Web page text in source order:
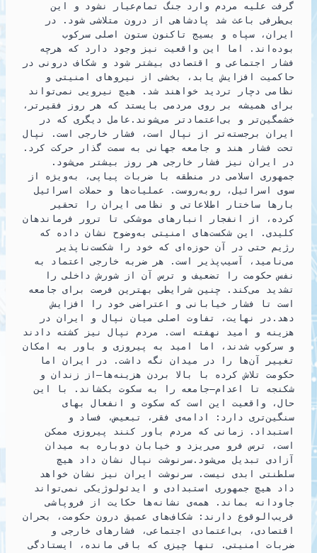
گرفت علیه مردم وارد جنگ تمام‌عیار نشود و این
بی‌طرفی باعث شد پادشاهی از درون متلاشی شود. در
ایران، سپاه و بسیج تاکنون ستون اصلی سرکوب
بوده‌اند. اما این واقعیت نیز وجود دارد که هرچه
فشار اجتماعی و اقتصادی بیشتر شود و شکاف درونی در
حاکمیت افزایش یابد، بخشی از نیروهای امنیتی و
نظامی دچار تردید خواهند شد. هیچ نیرویی نمی‌تواند
برای همیشه بر روی مردمی بایستد که هر روز فقیرتر،
خشمگین‌تر و بی‌اعتمادتر می‌شوند.عامل دیگری که در
ایران برجسته‌تر از نپال است، فشار خارجی است. نپال
تحت فشار هند و جامعه جهانی به سمت گذار حرکت کرد.
در ایران نیز فشار خارجی هر روز بیشتر می‌شود.
جمهوری اسلامی در منطقه با ضربات پیاپی، به‌ویژه از
سوی اسرائیل، روبه‌روست. عملیات‌ها و حملات اسرائیل
بارها ساختار اطلاعاتی و نظامی ایران را تحقیر
کرده، از انفجار انبارهای موشکی تا ترور فرماندهان
کلیدی. این شکست‌های امنیتی به‌وضوح نشان داده که
رژیم حتی در آن حوزه‌ای که خود را شکست‌ناپذیر
می‌نامید، آسیب‌پذیر است. هر ضربه خارجی اعتماد به
نفس حکومت را تضعیف و ترس آن از شورش داخلی را
تشدید می‌کند. چنین شرایطی بهترین فرصت برای جامعه
است تا فشار خیابانی و اعتراضی خود را افزایش
دهد.در نهایت، تفاوت اصلی میان نپال و ایران در
هزینه و امید نهفته است. مردم نپال نیز کشته دادند
و سرکوب شدند، اما امید به پیروزی و باور به امکان
تغییر آن‌ها را در میدان نگه داشت. در ایران اما
حکومت تلاش کرده با بالا بردن هزینه‌ها—از زندان و
شکنجه تا اعدام—جامعه را به سکوت بکشاند. با این
حال، واقعیت این است که سکوت و انفعال بهای
سنگین‌تری دارد: ادامه‌ی فقر، تبعیض، فساد و
استبداد. زمانی که مردم باور کنند پیروزی ممکن
است، ترس فرو می‌ریزد و خیابان دوباره به میدان
آزادی تبدیل می‌شود.سرنوشت نپال نشان داد هیچ
سلطنتی ابدی نیست. سرنوشت ایران نیز نشان خواهد
داد هیچ جمهوری استبدادی و ایدئولوژیکی نمی‌تواند
جاودانه بماند. همه‌ی نشانه‌ها حکایت از فروپاشی
قریب‌الوقوع دارند: شکاف‌های عمیق درون حکومت، بحران
اقتصادی، بی‌اعتمادی اجتماعی، فشارهای خارجی و
ضربات امنیتی. تنها چیزی که باقی مانده، ایستادگی